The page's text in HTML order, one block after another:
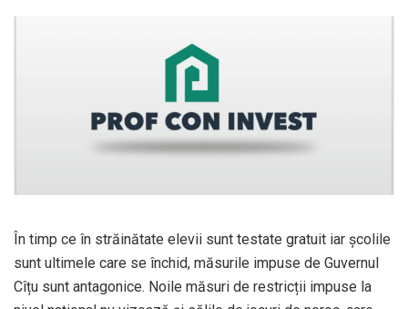
În timp ce în străinătate elevii sunt testate gratuit iar școlile
sunt ultimele care se închid, măsurile impuse de Guvernul
Cîțu sunt antagonice. Noile măsuri de restricții impuse la